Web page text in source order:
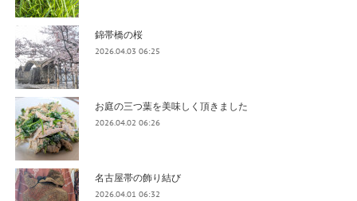
錦帯橋の桜
2026.04.03 06:25
お庭の三つ葉を美味しく頂きました
2026.04.02 06:26
名古屋帯の飾り結び
2026.04.01 06:32